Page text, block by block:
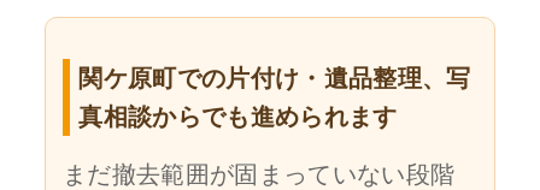
関ケ原町での片付け・遺品整理、写
真相談からでも進められます
まだ撤去範囲が固まっていない段階